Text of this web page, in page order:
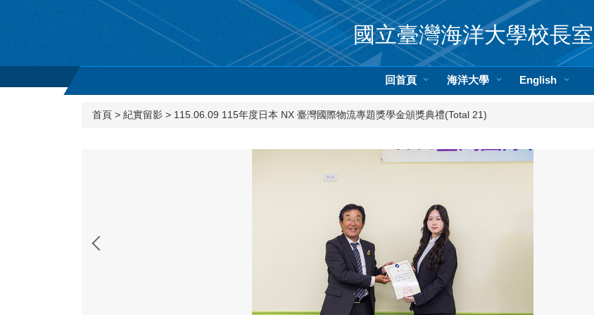
國立臺灣海洋大學校長室
回首頁 海洋大學 English
首頁 > 紀實留影 > 115.06.09 115年度日本 NX 臺灣國際物流專題獎學金頒獎典禮(Total 21)